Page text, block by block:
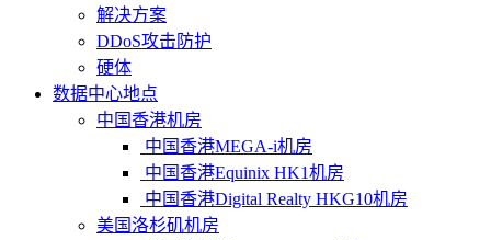
解决方案
DDoS攻击防护
硬体
数据中心地点
中国香港机房
中国香港MEGA-i机房
中国香港Equinix HK1机房
中国香港Digital Realty HKG10机房
美国洛杉矶机房